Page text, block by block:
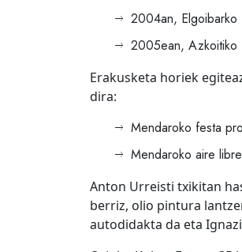
2004an, Elgoibarko
2005ean, Azkoitiko
Erakusketa horiek
dira:
Mendaroko festa
Mendaroko aire
Anton Urreisti txikitan
berriz, olio pintura
autodidakta da eta